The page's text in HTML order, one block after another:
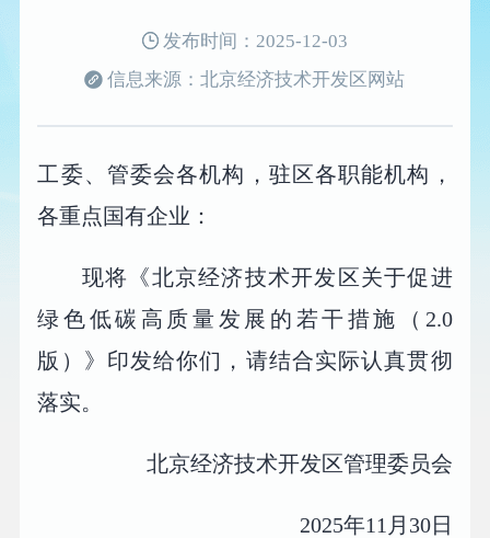
发布时间：2025-12-03
信息来源：北京经济技术开发区网站
工委、管委会各机构，驻区各职能机构，
各重点国有企业：
现将《北京经济技术开发区关于促进
绿色低碳高质量发展的若干措施（2.0
版）》印发给你们，请结合实际认真贯彻
落实。
北京经济技术开发区管理委员会
2025年11月30日